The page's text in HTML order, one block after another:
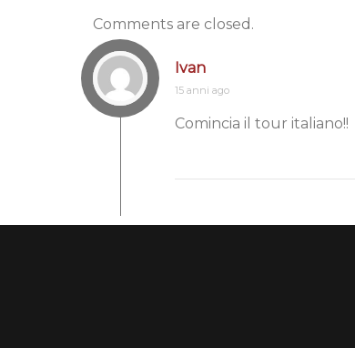
Comments are closed.
Ivan
15 anni ago
Comincia il tour italiano!!